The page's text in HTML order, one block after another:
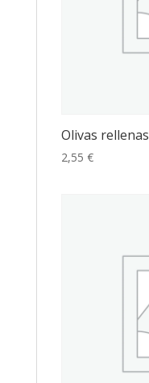
Olivas rellenas
2,55 €